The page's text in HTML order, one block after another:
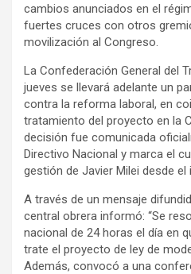
cambios anunciados en el
fuertes cruces con otros
movilización al Congreso.
La Confederación General del
jueves se llevará adelante un
contra la reforma laboral, en
tratamiento del proyecto en la
decisión fue comunicada
Directivo Nacional y marca el
gestión de Javier Milei desde
A través de un mensaje
central obrera informó: “Se
nacional de 24 horas el día en
trate el proyecto de ley de
Además, convocó a una